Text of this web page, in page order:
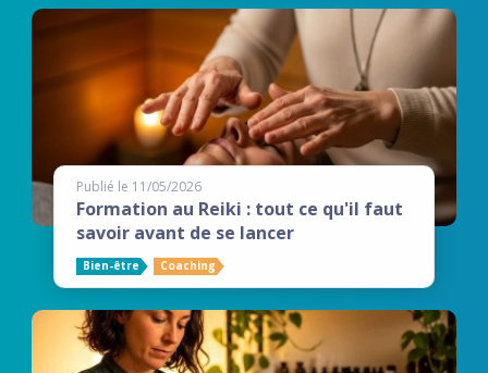
Publié le 11/05/2026
Formation au Reiki : tout ce qu'il faut
savoir avant de se lancer
Bien-être Coaching